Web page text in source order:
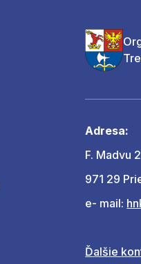
Adresa:
F. Madvu 2
971 29
e- mail:
Ďalšie